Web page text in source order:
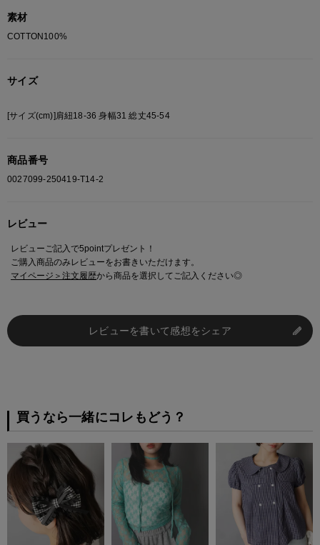
素材
COTTON100%
サイズ
[サイズ(cm)]肩紐18-36 身幅31 総丈45-54
商品番号
0027099-250419-T14-2
レビュー
レビューご記入で5pointプレゼント！
ご購入商品のみレビューをお書きいただけます。
マイページ＞注文履歴から商品を選択してご記入ください◎
レビューを書いて感想をシェア
買うなら一緒にコレもどう？